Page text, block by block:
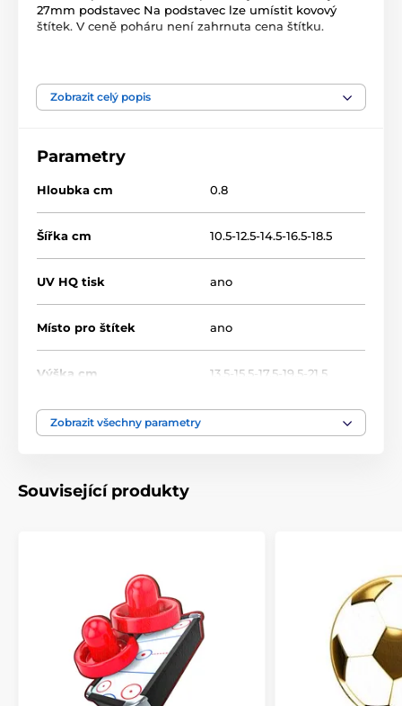
27mm podstavec Na podstavec lze umístit kovový
štítek. V ceně poháru není zahrnuta cena štítku.
Motokáry Motorsport WF002
Zobrazit celý popis
Parametry
Hloubka cm 0.8
Šířka cm 10.5-12.5-14.5-16.5-18.5
UV HQ tisk ano
Místo pro štítek ano
Výška cm 13.5-15.5-17.5-19.5-21.5
Motiv
Zobrazit všechny parametry
Související produkty